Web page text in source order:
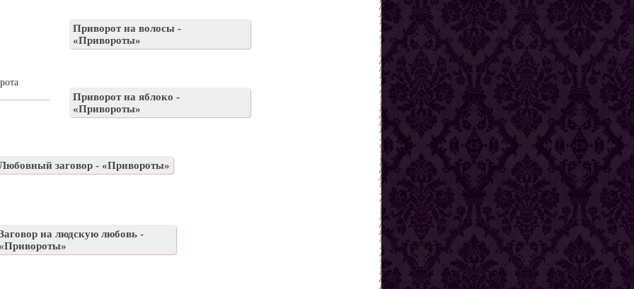
Приворот на волосы -
«Привороты»
Приворот на яблоко -
«Привороты»
заговор - «Привороты»
на людскую любовь -
«Привороты»